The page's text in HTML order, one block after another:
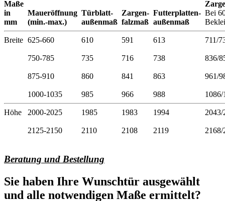
Maße
in
mm
Maueröffnung
(min.-max.)
Türblatt-
außenmaß
Zargen-
falzmaß
Futterplatten-
außenmaß
Bei
Breite 625-660 610 591 613 711/
750-785 735 716 738 836/
875-910 860 841 863 961/
1000-1035 985 966 988 1086/
Höhe 2000-2025 1985 1983 1994 2043/
2125-2150 2110 2108 2119 2168/
Beratung und Bestellung
Sie haben Ihre Wunschtür ausgewählt
und alle notwendigen Maße ermittelt?